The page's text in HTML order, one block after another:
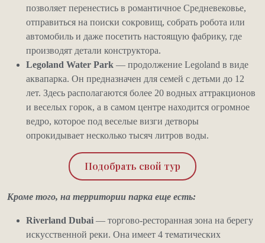
позволяет перенестись в романтичное Средневековье,
отправиться на поиски сокровищ, собрать робота или
автомобиль и даже посетить настоящую фабрику, где
производят детали конструктора.
Legoland Water Park — продолжение Legoland в виде
аквапарка. Он предназначен для семей с детьми до 12
лет. Здесь располагаются более 20 водных аттракционов
и веселых горок, а в самом центре находится огромное
ведро, которое под веселые визги детворы
опрокидывает несколько тысяч литров воды.
Подобрать свой тур
Кроме того, на территории парка еще есть:
Riverland Dubai — торгово-ресторанная зона на берегу
искусственной реки. Она имеет 4 тематических